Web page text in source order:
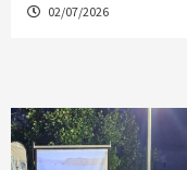
02/07/2026